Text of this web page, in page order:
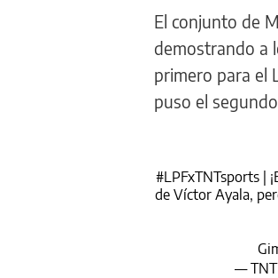
El conjunto de
demostrando a
primero para el
puso el
#LPFxTNTsports|
de Víctor Ayala,
—